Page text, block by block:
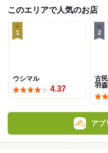
このエリアで人気のお店
1
ウシマル
4.37
2
古
羽
アプ